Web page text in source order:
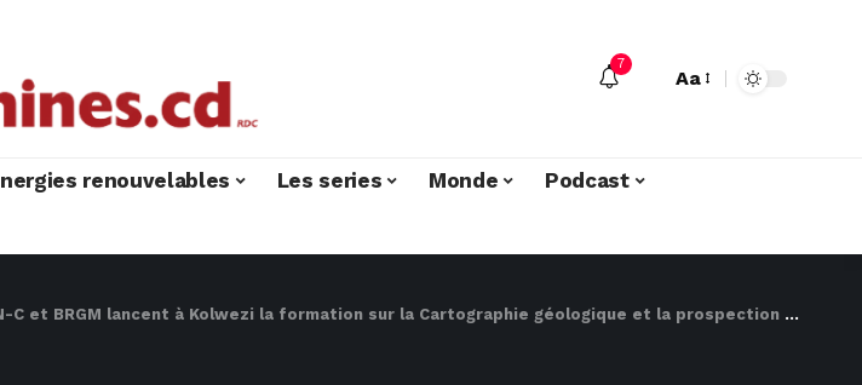
7
Aa
renouvelables Les series Monde
Podcast
C et BRGM lancent à Kolwezi la formation sur la Cartographie géologique et la prospection géochimique